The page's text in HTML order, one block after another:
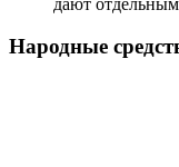
Народные